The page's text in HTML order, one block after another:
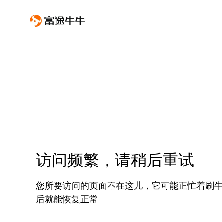
访问频繁，请稍后重试
您所要访问的页面不在这儿，它可能正忙着刷
后就能恢复正常